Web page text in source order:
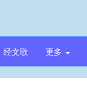
经文歌 更多